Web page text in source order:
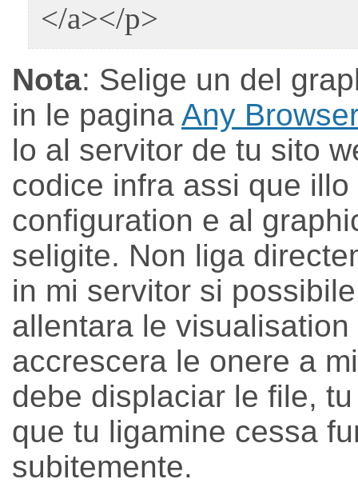
</a></p>
Nota: Selige un del
in le pagina Any
lo al servitor de tu sito
codice infra assi que
configuration e al
seligite. Non liga
in mi servitor si
allentara le
accrescera le onere a
debe displaciar le file,
que tu ligamine cessa
subitemente.